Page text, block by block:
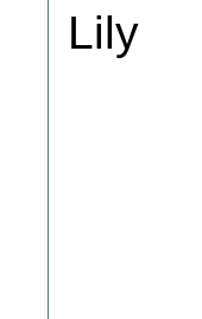
Lily